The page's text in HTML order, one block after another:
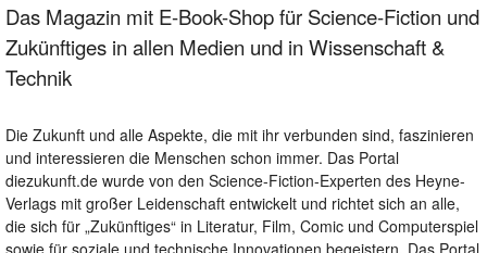
Das Magazin mit E-Book-Shop für Science-Fiction und
Zukünftiges in allen Medien und in Wissenschaft &
Technik
Die Zukunft und alle Aspekte, die mit ihr verbunden sind, faszinieren
und interessieren die Menschen schon immer. Das Portal
diezukunft.de wurde von den Science-Fiction-Experten des Heyne-
Verlags mit großer Leidenschaft entwickelt und richtet sich an alle,
die sich für „Zukünftiges“ in Literatur, Film, Comic und Computerspiel